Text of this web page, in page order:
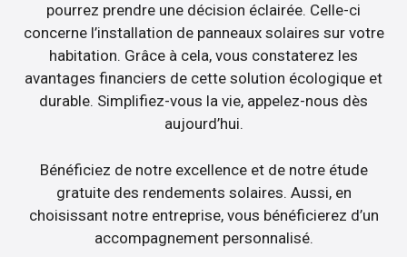
pourrez prendre une décision éclairée. Celle-ci
concerne l’installation de panneaux solaires sur votre
habitation. Grâce à cela, vous constaterez les
avantages financiers de cette solution écologique et
durable. Simplifiez-vous la vie, appelez-nous dès
aujourd’hui.
Bénéficiez de notre excellence et de notre étude
gratuite des rendements solaires. Aussi, en
choisissant notre entreprise, vous bénéficierez d’un
accompagnement personnalisé.